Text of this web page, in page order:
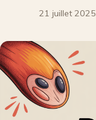
21 juillet 2025